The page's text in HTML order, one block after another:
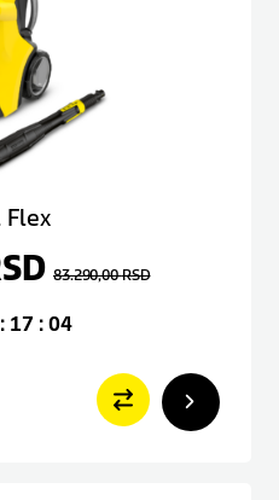
Flex
83.290,00RSD
17 : 04